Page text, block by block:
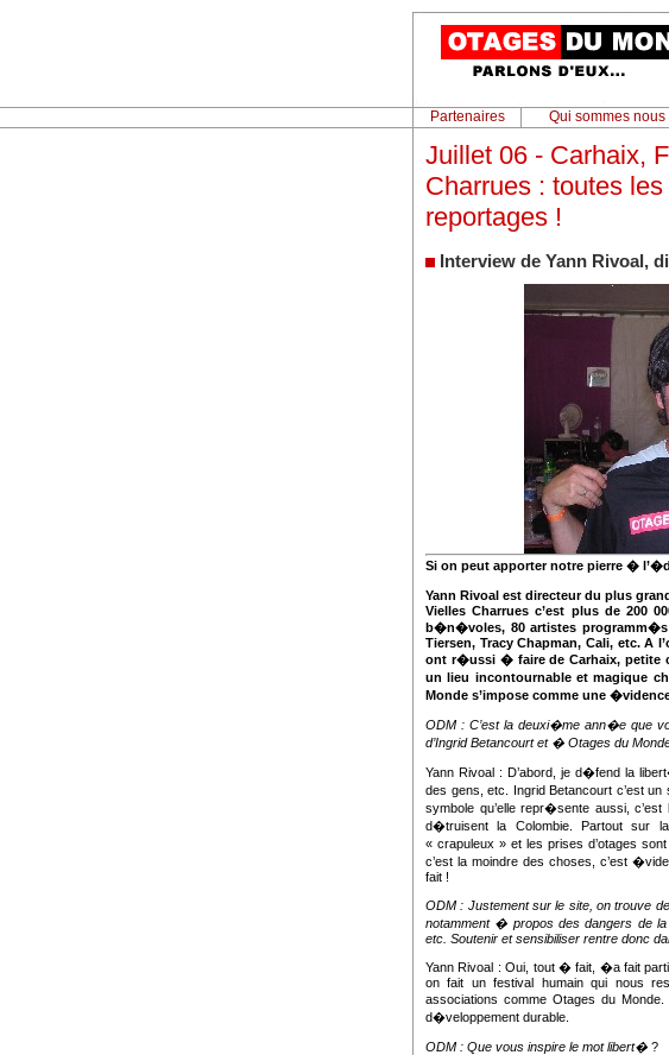
Partenaires Qui sommes nous
Juillet 06 - Carhaix,
Charrues : toutes
reportages !
Interview de Yann Rivoal,
Si on peut apporter notre pierre �
Yann Rivoal est directeur du plus
Vielles Charrues c’est plus de 200
b�n�voles, 80 artistes programm�s
Tiersen, Tracy Chapman, Cali, etc. A
ont r�ussi � faire de Carhaix, petite
un lieu incontournable et magique
Monde s’impose comme une
ODM : C’est la deuxi�me ann�e que
d’Ingrid Betancourt et � Otages du
Yann Rivoal : D’abord, je d�fend la
des gens, etc. Ingrid Betancourt c’est
symbole qu’elle repr�sente aussi,
d�truisent la Colombie. Partout sur
« crapuleux » et les prises d’otages
c’est la moindre des choses, c’est
fait !
ODM : Justement sur le site, on trouve
notamment � propos des dangers de la
etc. Soutenir et sensibiliser rentre donc
Yann Rivoal : Oui, tout � fait, �a fait
on fait un festival humain qui nous
associations comme Otages du
d�veloppement durable.
ODM : Que vous inspire le mot libert� ?